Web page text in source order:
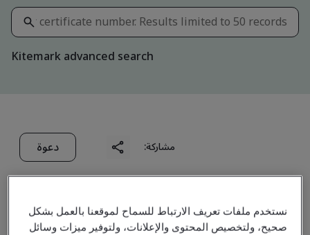
Kitemark advanced search
مشاركة: دعوة
نستخدم ملفات تعريف الارتباط للسماح لموقعنا بالعمل بشكل
صحيح، ولتخصيص المحتوى والإعلانات، ولتوفير ميزات وسائل